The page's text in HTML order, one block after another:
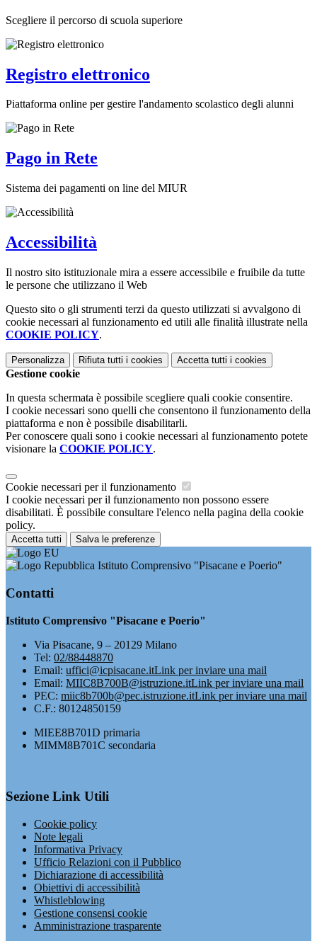
Scegliere il percorso di scuola superiore
Registro elettronico
Piattaforma online per gestire l'andamento scolastico degli alunni
Pago in Rete
Sistema dei pagamenti on line del MIUR
Accessibilità
Il nostro sito istituzionale mira a essere accessibile e fruibile da tutte
le persone che utilizzano il Web
Questo sito o gli strumenti terzi da questo utilizzati si avvalgono di
cookie necessari al funzionamento ed utili alle finalità illustrate nella
COOKIE POLICY.
Personalizza Rifiuta tutti i cookies Accetta tutti i cookies
Gestione cookie
In questa schermata è possibile scegliere quali cookie consentire.
I cookie necessari sono quelli che consentono il funzionamento della
piattaforma e non è possibile disabilitarli.
Per conoscere quali sono i cookie necessari al funzionamento potete
visionare la COOKIE POLICY.
Cookie necessari per il funzionamento
I cookie necessari per il funzionamento non possono essere
disabilitati. È possibile consultare l'elenco nella pagina della cookie
policy.
Accetta tutti Salva le preferenze
Istituto Comprensivo "Pisacane e Poerio"
Contatti
Istituto Comprensivo "Pisacane e Poerio"
Via Pisacane, 9 – 20129 Milano
Tel: 02/88448870
Email: uffici@icpisacane.itLink per inviare una mail
Email: MIIC8B700B@istruzione.itLink per inviare una mail
PEC: miic8b700b@pec.istruzione.itLink per inviare una mail
C.F.: 80124850159
MIEE8B701D primaria
MIMM8B701C secondaria
Sezione Link Utili
Cookie policy
Note legali
Informativa Privacy
Ufficio Relazioni con il Pubblico
Dichiarazione di accessibilità
Obiettivi di accessibilità
Whistleblowing
Gestione consensi cookie
Amministrazione trasparente